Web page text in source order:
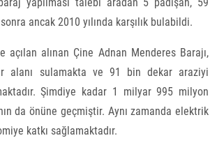
ancak 2010 yılında karşılık bulabildi.
açılan alınan Çine Adnan Menderes Barajı,
alanı sulamakta ve 91 bin dekar araziyi
Şimdiye kadar 1 milyar 995 milyon
da önüne geçmiştir. Aynı zamanda elektrik
katkı sağlamaktadır.